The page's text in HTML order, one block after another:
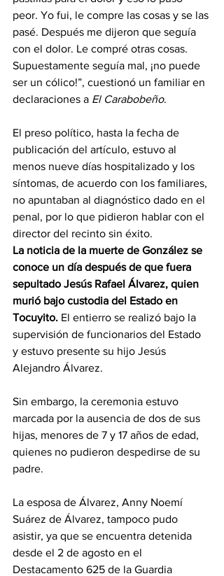
peor. Yo fui, le compre las cosas y se las
pasé. Después me dijeron que seguía
con el dolor. Le compré otras cosas.
Supuestamente seguía mal, ¡no puede
ser un cólico!”, cuestionó un familiar en
declaraciones a El Carabobeño.
El preso político, hasta la fecha de
publicación del artículo, estuvo al
menos nueve días hospitalizado y los
síntomas, de acuerdo con los familiares,
no apuntaban al diagnóstico dado en el
penal, por lo que pidieron hablar con el
director del recinto sin éxito.
La noticia de la muerte de González se
conoce un día después de que fuera
sepultado Jesús Rafael Álvarez, quien
murió bajo custodia del Estado en
Tocuyito. El entierro se realizó bajo la
supervisión de funcionarios del Estado
y estuvo presente su hijo Jesús
Alejandro Álvarez.
Sin embargo, la ceremonia estuvo
marcada por la ausencia de dos de sus
hijas, menores de 7 y 17 años de edad,
quienes no pudieron despedirse de su
padre.
La esposa de Álvarez, Anny Noemí
Suárez de Álvarez, tampoco pudo
asistir, ya que se encuentra detenida
desde el 2 de agosto en el
Destacamento 625 de la Guardia